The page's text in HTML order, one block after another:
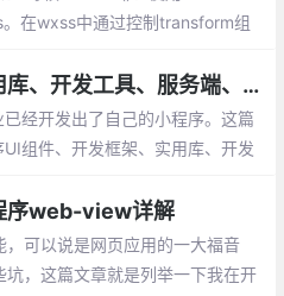
在wxss中通过控制transform组
微信小程序UI组件、实用库、开发工具、服务端、Demo整理分享
经开发出了自己的小程序。这篇
组件、开发框架、实用库、开发
序web-view详解
可以说是网页应用的一大福音
，这篇文章就是列举一下我在开